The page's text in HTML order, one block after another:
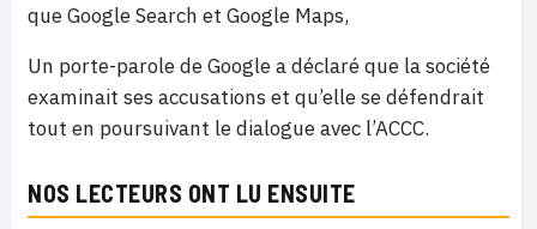
que Google Search et Google Maps,
Un porte-parole de Google a déclaré que la société
examinait ses accusations et qu’elle se défendrait
tout en poursuivant le dialogue avec l’ACCC.
NOS LECTEURS ONT LU ENSUITE